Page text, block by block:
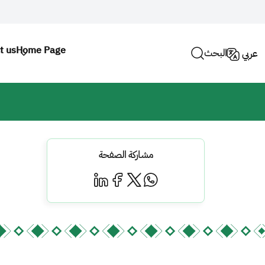
usHome Page البحث عربي
مشاركة الصفحة